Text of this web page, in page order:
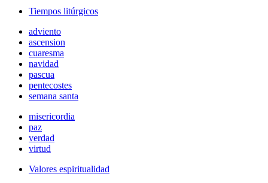
Tiempos litúrgicos
adviento
ascension
cuaresma
navidad
pascua
pentecostes
semana santa
misericordia
paz
verdad
virtud
Valores espiritualidad